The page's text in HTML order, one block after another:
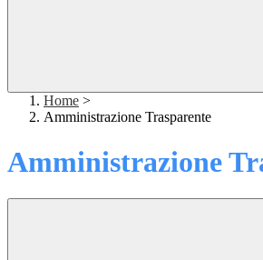
Home >
Amministrazione Trasparente
Amministrazione